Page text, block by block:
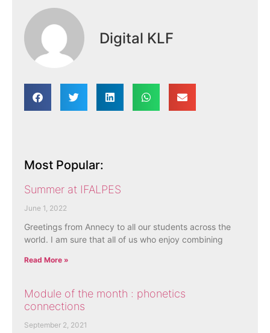
Digital KLF
Most Popular:
Summer at IFALPES
June 1, 2022
Greetings from Annecy to all our students across the
world. I am sure that all of us who enjoy combining
Read More »
Module of the month : phonetics
connections
September 2, 2021